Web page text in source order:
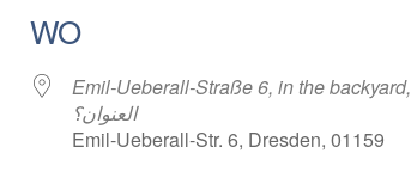
WO
Emil-Ueberall-Straße 6, in the backyard,
العنوان؟
Emil-Ueberall-Str. 6, Dresden, 01159